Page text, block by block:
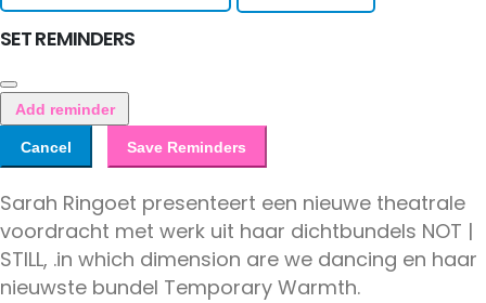
SET REMINDERS
Add reminder
Cancel Save Reminders
Sarah Ringoet presenteert een nieuwe theatrale
voordracht met werk uit haar dichtbundels NOT |
STILL, .in which dimension are we dancing en haar
nieuwste bundel Temporary Warmth.